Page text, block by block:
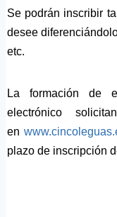
Se podrán inscribir
desee
etc.
La formación de
electrónico
en
plazo de inscripción